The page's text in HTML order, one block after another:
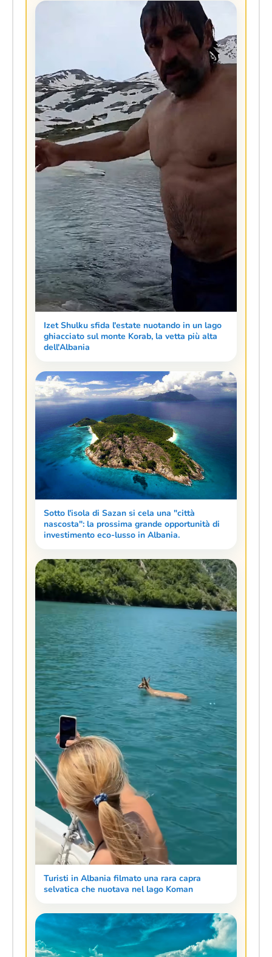
Izet Shulku sfida l'estate nuotando in un lago
ghiacciato sul monte Korab, la vetta più alta
dell'Albania
Sotto l'isola di Sazan si cela una "città
nascosta": la prossima grande opportunità di
investimento eco-lusso in Albania.
Turisti in Albania filmato una rara capra
selvatica che nuotava nel lago Koman